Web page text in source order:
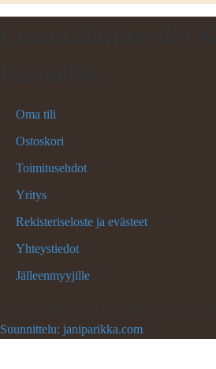
Oma tili
Ostoskori
Toimitusehdot
Yritys
Rekisteriseloste ja evästeet
Yhteystiedot
Jälleenmyyjille
Suunnittelu: janiparikka.com